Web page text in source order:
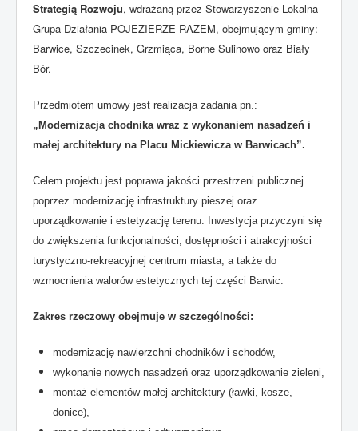
Strategią Rozwoju, wdrażaną przez Stowarzyszenie Lokalna
Grupa Działania POJEZIERZE RAZEM, obejmującym gminy:
Barwice, Szczecinek, Grzmiąca, Borne Sulinowo oraz Biały
Bór.
Przedmiotem umowy jest realizacja zadania pn.:
„Modernizacja chodnika wraz z wykonaniem nasadzeń i
małej architektury na Placu Mickiewicza w Barwicach”.
Celem projektu jest poprawa jakości przestrzeni publicznej
poprzez modernizację infrastruktury pieszej oraz
uporządkowanie i estetyzację terenu. Inwestycja przyczyni się
do zwiększenia funkcjonalności, dostępności i atrakcyjności
turystyczno-rekreacyjnej centrum miasta, a także do
wzmocnienia walorów estetycznych tej części Barwic.
Zakres rzeczowy obejmuje w szczególności:
modernizację nawierzchni chodników i schodów,
wykonanie nowych nasadzeń oraz uporządkowanie zieleni,
montaż elementów małej architektury (ławki, kosze,
donice),